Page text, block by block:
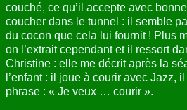
couché, ce qu’il accepte avec
coucher dans le tunnel : il semble
du cocon que cela lui fournit ! Plus
on l’extrait cependant et il ressort
Christine : elle me décrit après la
l’enfant : il joue à courir avec Jazz,
phrase : « Je veux … courir ».